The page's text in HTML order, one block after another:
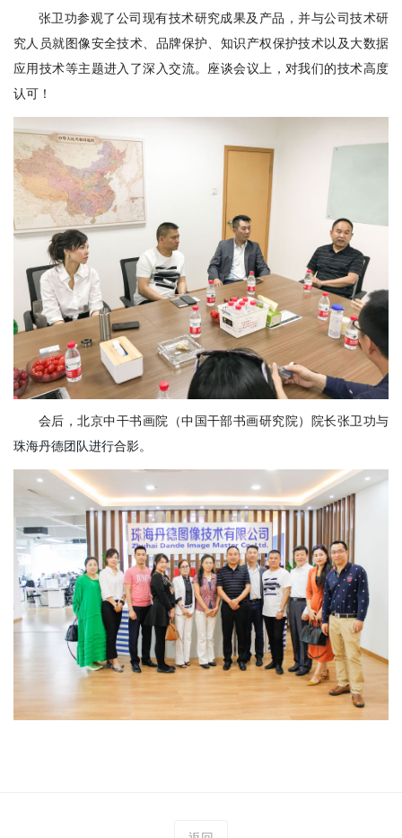
张卫功参观了公司现有技术研究成果及产品，并与公司技术研
究人员就图像安全技术、品牌保护、知识产权保护技术以及大数据
应用技术等主题进入了深入交流。座谈会议上，对我们的技术高度
认可！
会后，北京中干书画院（中国干部书画研究院）院长张卫功与
珠海丹德团队进行合影。